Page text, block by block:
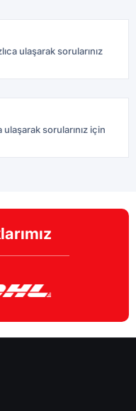
ulaşarak sorularınız
ulaşarak sorularınız için